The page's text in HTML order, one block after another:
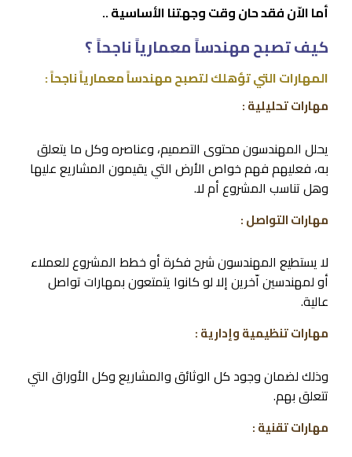
أما الاّن فقد حان وقت وجهتنا الأساسية ..
كيف تصبح مهندساً معمارياً ناجحاً ؟
المهارات التي تؤهلك لتصبح مهندساً معمارياً ناجحاً :
مهارات تحليلية :
يحلل المهندسون محتوى التصميم، وعناصره وكل ما يتعلق
به، فعليهم فهم خواص الأرض التي يقيمون المشاريع عليها
وهل تناسب المشروع أم لا.
مهارات التواصل :
لا يستطيع المهندسون شرح فكرة أو خطط المشروع للعملاء
أو لمهندسين اّخرين إلا لو كانوا يتمتعون بمهارات تواصل
عالية.
مهارات تنظيمية وإدارية :
وذلك لضمان وجود كل الوثائق والمشاريع وكل الأوراق التي
تتعلق بهم.
مهارات تقنية :